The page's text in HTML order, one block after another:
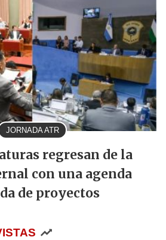
JORNADA ATR
regresan de la
con una agenda
de proyectos